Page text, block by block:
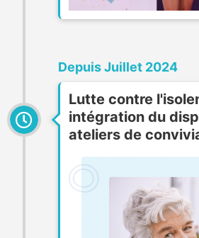
Depuis Juillet 2024
Lutte contre
intégration du
ateliers de